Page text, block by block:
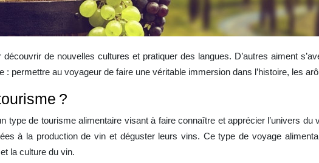
de nouvelles cultures et pratiquer des langues. D’autres aiment
: permettre au voyageur de faire une véritable immersion dans l’histoire, les
?
type de tourisme alimentaire visant à faire connaître et apprécier l’univers
à la production de vin et déguster leurs vins. Ce type de voyage
la culture du vin.